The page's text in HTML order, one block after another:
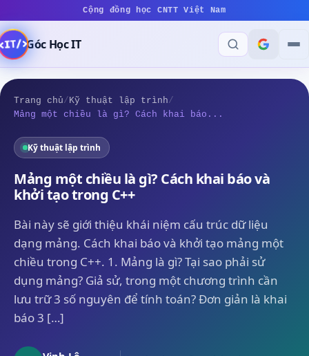
Cộng đồng học CNTT Việt Nam
Góc Học IT
Trang chủ/ Kỹ thuật lập trình/
Mảng một chiều là gì? Cách khai báo...
Kỹ thuật lập trình
Mảng một chiều là gì? Cách khai báo và
khởi tạo trong C++
Bài này sẽ giới thiệu khái niệm cấu trúc dữ liệu
dạng mảng. Cách khai báo và khởi tạo mảng một
chiều trong C++. 1. Mảng là gì? Tại sao phải sử
dụng mảng? Giả sử, trong một chương trình cần
lưu trữ 3 số nguyên để tính toán? Đơn giản là khai
báo 3 […]